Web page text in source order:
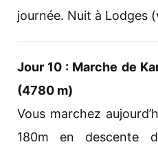
journée. Nuit à Lodges
Jour 10 : Marche de
(4780 m)
Vous marchez
180m en descente